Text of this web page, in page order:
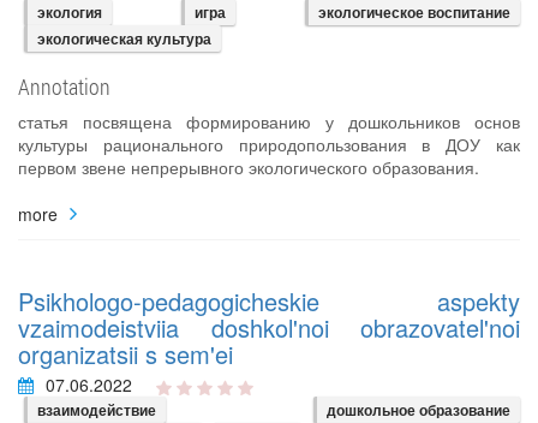
экология игра
экологическое воспитание
экологическая культура
Annotation
статья посвящена формированию у дошкольников основ
культуры рационального природопользования в ДОУ как
первом звене непрерывного экологического образования.
more
Psikhologo-pedagogicheskie aspekty
vzaimodeistviia doshkol'noi obrazovatel'noi
organizatsii s sem'ei
07.06.2022
взаимодействие
дошкольное образование